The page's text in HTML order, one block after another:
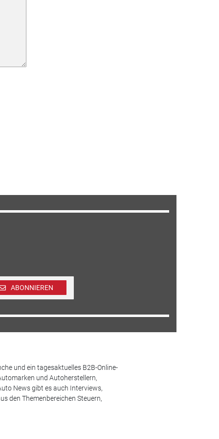
ABONNIEREN
und ein tagesaktuelles B2B-Online-
und Autoherstellern,
News gibt es auch Interviews,
den Themenbereichen Steuern,